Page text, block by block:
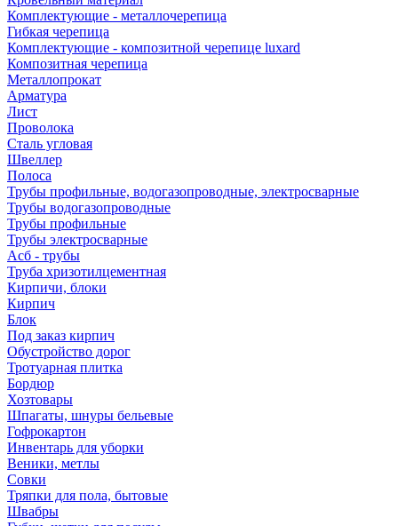
Комплектующие - металлочерепица
Гибкая черепица
Комплектующие - композитной черепице luxard
Композитная черепица
Металлопрокат
Арматура
Лист
Проволока
Сталь угловая
Швеллер
Полоса
Трубы профильные, водогазопроводные, электросварные
Трубы водогазопроводные
Трубы профильные
Трубы электросварные
Асб - трубы
Труба хризотилцементная
Кирпичи, блоки
Кирпич
Блок
Под заказ кирпич
Обустройство дорог
Тротуарная плитка
Бордюр
Хозтовары
Шпагаты, шнуры бельевые
Гофрокартон
Инвентарь для уборки
Веники, метлы
Совки
Тряпки для пола, бытовые
Швабры